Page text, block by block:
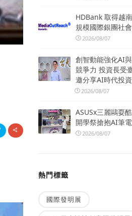
HDBank 取得越
規模國際銀團社
2026/08/07
創智動能強化AI
競爭力 投資長受
邀分享AI時代投
2026/08/07
ASUSx三麗鷗耍
開學祭搶抱AI筆電
2026/08/07
熱門標籤
國際發明展